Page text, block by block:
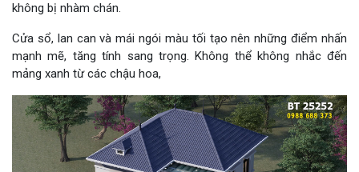
không bị nhàm chán.
Cửa sổ, lan can và mái ngói màu tối tạo nên những điểm nhấn
mạnh mẽ, tăng tính sang trọng. Không thể không nhắc đến
mảng xanh từ các chậu hoa,